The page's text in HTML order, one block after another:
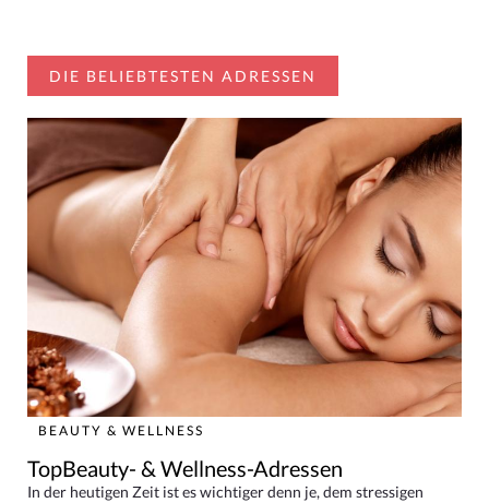
DIE BELIEBTESTEN ADRESSEN
BEAUTY & WELLNESS
TopBeauty- & Wellness-Adressen
In der heutigen Zeit ist es wichtiger denn je, dem stressigen